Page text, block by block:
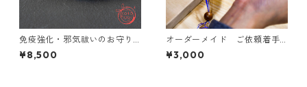
免疫強化・邪気祓いのお守り
ブレスレット「祝り」 北投石
イエローブルータイガーアイ
¥8,500
オーダーメイド ご依頼着手
金 お守りブレスレット 肌
守り用
¥3,000